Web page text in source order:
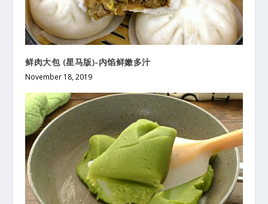
鲜肉大包 (星马版)-内馅鲜嫩多汁
November 18, 2019